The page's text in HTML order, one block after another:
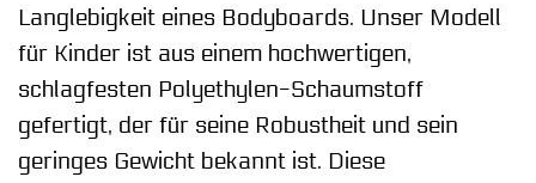
Langlebigkeit eines Bodyboards. Unser Modell
für Kinder ist aus einem hochwertigen,
schlagfesten Polyethylen-Schaumstoff
gefertigt, der für seine Robustheit und sein
geringes Gewicht bekannt ist. Diese